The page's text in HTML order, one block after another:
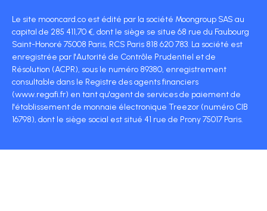
Le site mooncard.co est édité par la société Moongroup SAS au
capital de 285 411,70 €, dont le siège se situe 68 rue du Faubourg
Saint-Honoré 75008 Paris, RCS Paris 818 620 783. La société est
enregistrée par l'Autorité de Contrôle Prudentiel et de
Résolution (ACPR), sous le numéro 89380, enregistrement
consultable dans le Registre des agents financiers
(www.regafi.fr) en tant qu'agent de services de paiement de
l'établissement de monnaie électronique Treezor (numéro CIB
16798), dont le siège social est situé 41 rue de Prony 75017 Paris.